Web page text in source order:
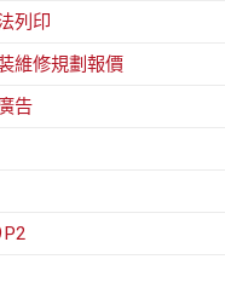
列印
維修規劃報價
告